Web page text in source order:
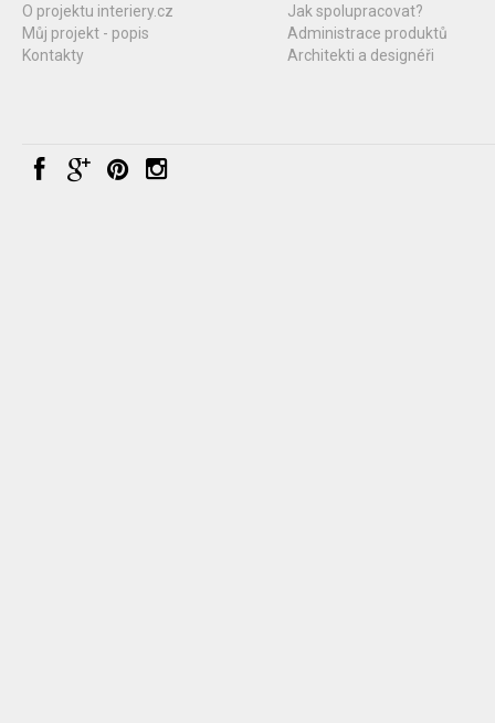
O projektu interiery.cz
Můj projekt - popis
Kontakty
Jak spolupracovat?
Administrace produktů
Architekti a designéři